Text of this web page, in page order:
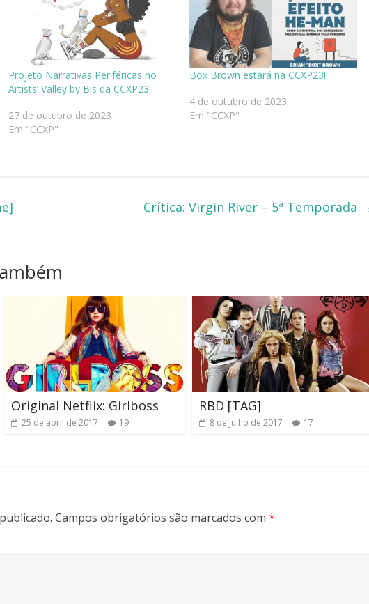
Projeto Narrativas Periféricas no
Artists’ Valley by Bis da CCXP23!
27 de outubro de 2023
Em "CCXP"
Box Brown estará na CCXP23!
4 de outubro de 2023
Em "CCXP"
Crítica: Virgin River – 5ª Temporada
Original Netflix: Girlboss
25 de abril de 2017 19
RBD [TAG]
8 de julho de 2017 17
Campos obrigatórios são marcados com *